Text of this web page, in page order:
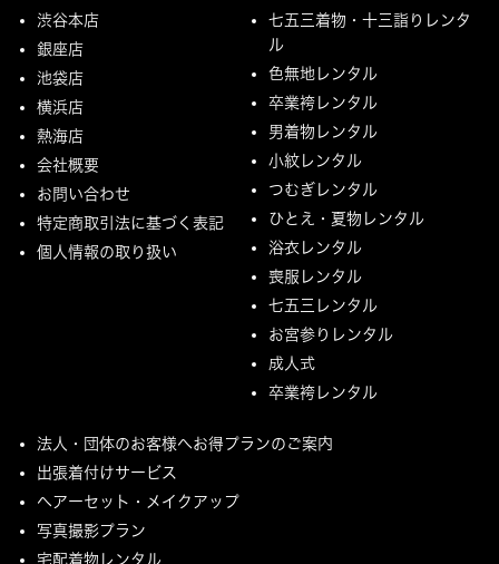
渋谷本店
銀座店
池袋店
横浜店
熱海店
会社概要
お問い合わせ
特定商取引法に基づく表記
個人情報の取り扱い
七五三着物・十三詣りレンタ
ル
色無地レンタル
卒業袴レンタル
男着物レンタル
小紋レンタル
つむぎレンタル
ひとえ・夏物レンタル
浴衣レンタル
喪服レンタル
七五三レンタル
お宮参りレンタル
成人式
卒業袴レンタル
法人・団体のお客様へお得プランのご案内
出張着付けサービス
ヘアーセット・メイクアップ
写真撮影プラン
宅配着物レンタル